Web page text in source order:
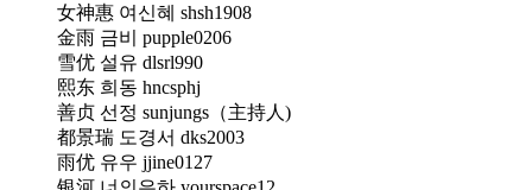
女神惠 여신혜 shsh1908
金雨 금비 pupple0206
雪优 설유 dlsrl990
熙东 희동 hncsphj
善贞 선정 sunjungs（主持人)
都景瑞 도경서 dks2003
雨优 유우 jjine0127